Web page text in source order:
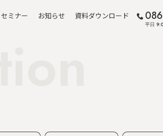
セミナー お知らせ 資料ダウンロード
平日